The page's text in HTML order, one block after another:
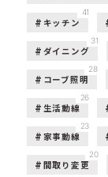
キッチン
41
ダイニング
31
コーブ照明
28
生活動線
26
家事動線
23
間取り変更
20